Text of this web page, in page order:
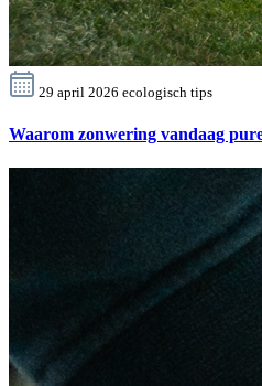
29 april 2026 ecologisch tips
Waarom zonwering vandaag